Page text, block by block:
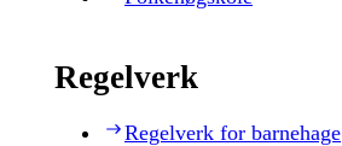
Regelverk
Regelverk for barnehage